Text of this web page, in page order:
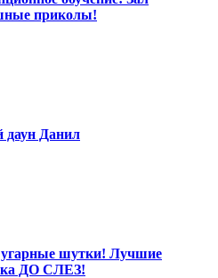
приколы!
даун Данил
шутки! Лучшие
ДО СЛЕЗ!